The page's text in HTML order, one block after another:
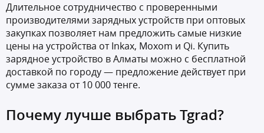
Длительное сотрудничество с проверенными
производителями зарядных устройств при оптовых
закупках позволяет нам предложить самые низкие
цены на устройства от Inkax, Moxom и Qi. Купить
зарядное устройство в Алматы можно с бесплатной
доставкой по городу — предложение действует при
сумме заказа от 10 000 тенге.
Почему лучше выбрать Tgrad?